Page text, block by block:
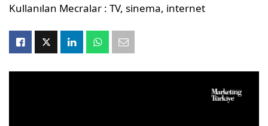
Kullanılan Mecralar : TV, sinema, internet